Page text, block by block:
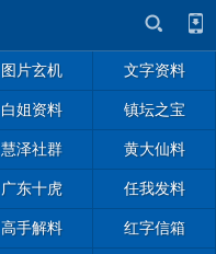
图片玄机 文字资料
白姐资料 镇坛之宝
慧泽社群 黄大仙料
广东十虎 任我发料
高手解料 红字信箱